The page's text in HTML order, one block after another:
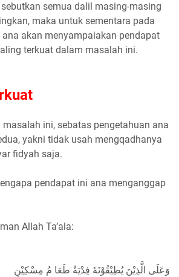
semua dalil masing-masing
maka untuk sementara pada
akan menyampaiakan pendapat
terkuat dalam masalah ini.
ini, sebatas pengetahuan ana
yakni tidak usah mengqadhanya
fidyah saja.
pendapat ini ana menganggap
Allah Ta’ala:
وَعَلَى الَّذِيْنَ يُطِيْقُوْنَهٗ فِدْيَةٌ طَعَا مُ مِسْكِيْنٍ